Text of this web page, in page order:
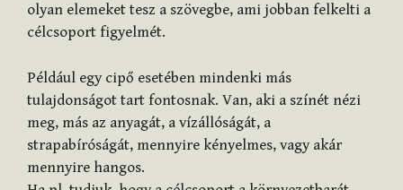
olyan elemeket tesz a szövegbe, ami jobban felkelti a
célcsoport figyelmét.
Például egy cipő esetében mindenki más
tulajdonságot tart fontosnak. Van, aki a színét nézi
meg, más az anyagát, a vízállóságát, a
strapabíróságát, mennyire kényelmes, vagy akár
mennyire hangos.